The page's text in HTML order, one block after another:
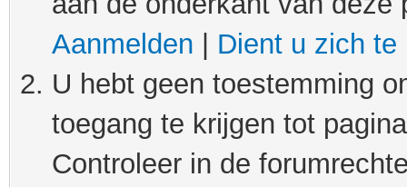
Aanmelden
Dient u zich te
U hebt geen toestemming
toegang te krijgen tot
Controleer in de